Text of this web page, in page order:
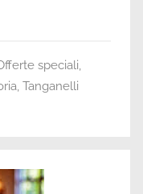
speciali,
, Tanganelli